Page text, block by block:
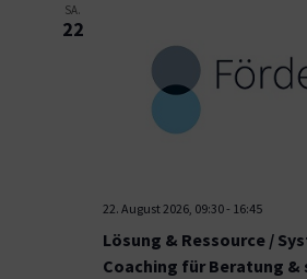
SA.
22
22. August 2026, 09:30- 16:45
Lösung & Ressource /
Coaching für Beratung &